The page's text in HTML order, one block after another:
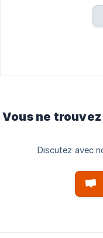
Vous ne
Discutez avec